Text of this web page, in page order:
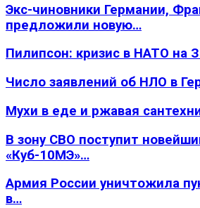
Экс-чиновники Германии,
предложили новую…
Пилипсон: кризис в НАТО на
Число заявлений об НЛО в
Мухи в еде и ржавая
В зону СВО поступит
«Куб-10МЭ»…
Армия России уничтожила
в…